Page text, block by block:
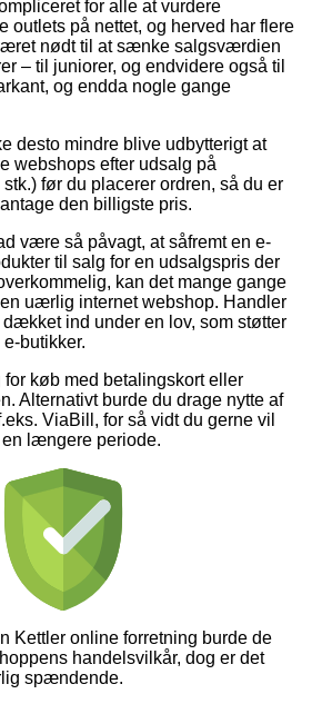
for alle at vurdere
outlets på nettet, og herved har flere
nødt til at sænke salgsværdien
– til juniorer, og endvidere også til
og endda nogle gange
desto mindre blive udbytterigt at
webshops efter udsalg på
før du placerer ordren, så du er
den billigste pris.
være så påvagt, at såfremt en e-
til salg for en udsalgspris der
kan det mange gange
uærlig internet webshop. Handler
ind under en lov, som støtter
butikker.
køb med betalingskort eller
Alternativt burde du drage nytte af
ViaBill, for så vidt du gerne vil
længere periode.
Kettler online forretning burde de
handelsvilkår, dog er det
spændende.